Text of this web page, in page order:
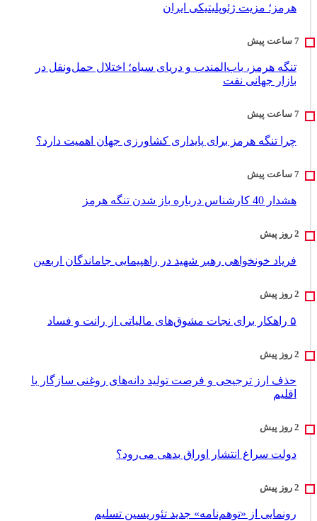
هرمز؛ مزیت ژئوپلیتیکی ایران
تنگه هرمز، باب‌المندب و دریای سیاه؛ اختلال حمل‌ونقل در
بازار جهانی نفت
چرا تنگه هرمز برای پایداری کشاورزی جهان اهمیت دارد؟
هشدار 40 کارشناس درباره باز شدن تنگه هرمز
فریاد خونخواهی رهبر شهید در راهپیمایی جاماندگان اربعین
۵ راهکار برای نجات مشوق‌های مالیاتی از رانت و فساد
حذف ارز ترجیحی و فرصت تولید دانه‌های روغنی سازگار با
اقلیم
دولت سراغ انتشار اوراق بدهی می‌رود؟
رونمایی از «توهم‌نامه» جدید تئور‌یسین تسلیم